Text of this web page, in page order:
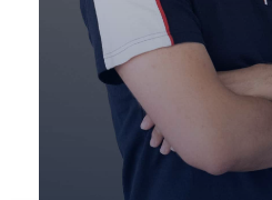
Questions fréquentes
Actualités
Espace presse
Inscription à la
Espace membres